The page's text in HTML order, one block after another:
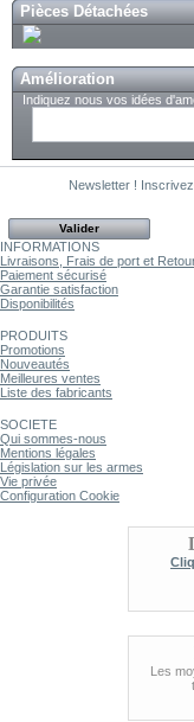
Pièces Détachées
Amélioration
Indiquez nous vos idées
Newsletter !
INFORMATIONS
Livraisons, Frais de port et
Paiement sécurisé
Garantie satisfaction
Disponibilités
PRODUITS
Promotions
Nouveautés
Meilleures ventes
Liste des fabricants
SOCIETE
Qui sommes-nous
Mentions légales
Législation sur les armes
Vie privée
Configuration Cookie
Les